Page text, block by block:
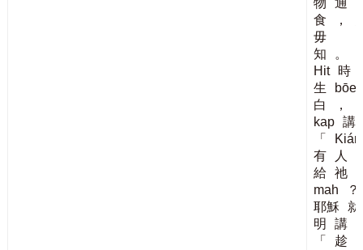
物
通
食
，
毋
知
。
Hit
時
生
bōe
白
，
kap 講
「
有
人
給 祂
mah
？
耶穌
就
明
講
「
趁